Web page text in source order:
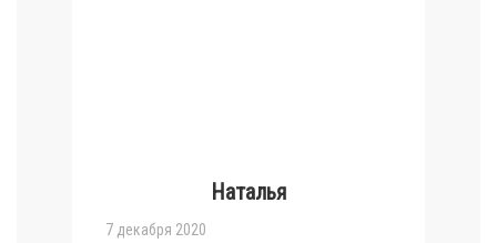
Наталья
7 декабря 2020